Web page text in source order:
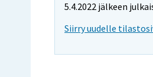
5.4.2022 jälkeen
Siirry uudelle